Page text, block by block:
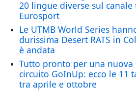
20 lingue diverse sul canale
Eurosport
Le UTMB World Series
durissima Desert RATS in
è andata
Tutto pronto per una nuova
circuito GoInUp: ecco le 11
tra aprile e ottobre